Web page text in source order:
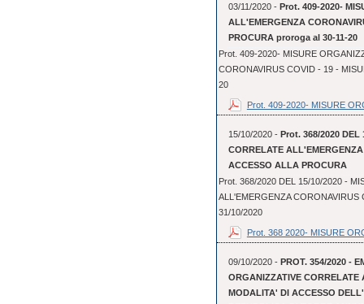
03/11/2020 - Prot. 409-2020-
ALL'EMERGENZA
PROCURA proroga al 30-11-20
Prot. 409-2020- MISURE
CORONAVIRUS COVID - 19 -
20
Prot. 409-2020- MISURE
15/10/2020 - Prot. 368/2020 DEL
CORRELATE
ACCESSO ALLA PROCURA
Prot. 368/2020 DEL 15/10/2020 -
ALL'EMERGENZA
31/10/2020
Prot. 368 2020- MISURE
09/10/2020 - PROT. 354/2020 -
ORGANIZZATIVE
MODALITA' DI ACCESSO